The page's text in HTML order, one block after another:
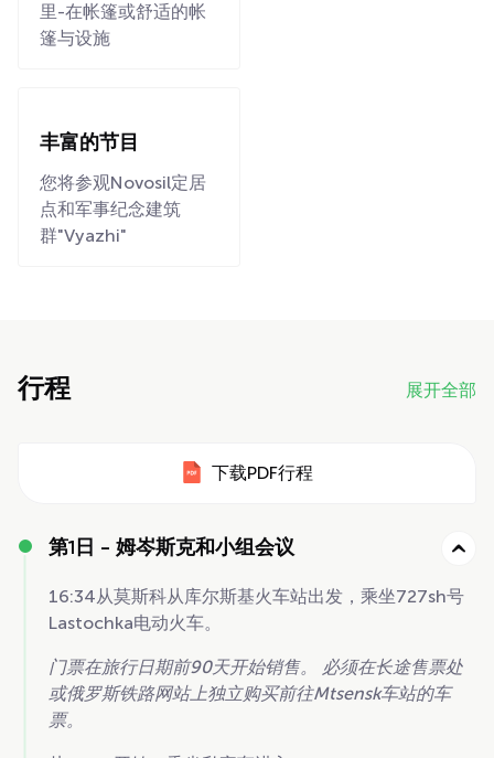
里-在帐篷或舒适的帐
篷与设施
丰富的节目
您将参观Novosil定居
点和军事纪念建筑
群"Vyazhi"
行程 展开全部
下载PDF行程
第1日 - 姆岑斯克和小组会议
16:34从莫斯科从库尔斯基火车站出发，乘坐727sh号
Lastochka电动火车。
门票在旅行日期前90天开始销售。 必须在长途售票处
或俄罗斯铁路网站上独立购买前往Mtsensk车站的车
票。